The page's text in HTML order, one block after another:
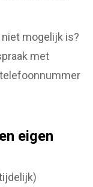
mogelijk is?
met
eigen